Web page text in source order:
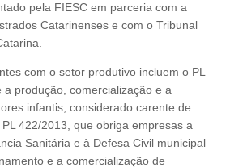
pela FIESC em parceria com a
Catarinenses e com o Tribunal
com o setor produtivo incluem o PL
produção, comercialização e a
infantis, considerado carente de
422/2013, que obriga empresas a
Sanitária e à Defesa Civil municipal
e a comercialização de